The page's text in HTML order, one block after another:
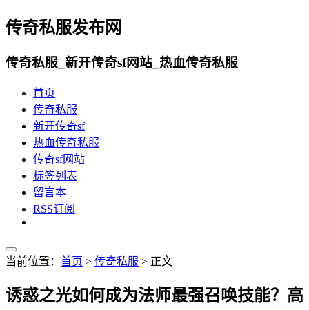
传奇私服发布网
传奇私服_新开传奇sf网站_热血传奇私服
首页
传奇私服
新开传奇sf
热血传奇私服
传奇sf网站
标签列表
留言本
RSS订阅
当前位置： 首页 > 传奇私服 > 正文
诱惑之光如何成为法师最强召唤技能？高